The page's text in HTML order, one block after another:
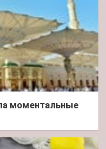
моментальные